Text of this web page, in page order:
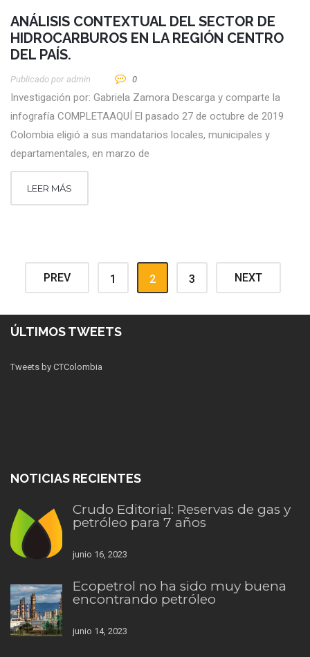
ANÁLISIS CONTEXTUAL DEL SECTOR DE
HIDROCARBUROS EN LA REGIÓN CENTRO
DEL PAÍS.
Publicado por Admin 0
Investigación por: Gabriela Zamora Descarga y comparte la
infografía COMPLETAAQUÍ El pasado 27 de octubre de 2019
Colombia eligió a sus mandatarios locales, municipales y
departamentales, en marzo de
LEER MÁS
PREV 1 2 3 NEXT
ÚLTIMOS TWEETS
Tweets by CTColombia
NOTICIAS RECIENTES
Crudo Editorial: Reservas de gas y
petróleo para 7 años
junio 16, 2023
Ecopetrol no ha sido muy buena
encontrando petróleo
junio 14, 2023